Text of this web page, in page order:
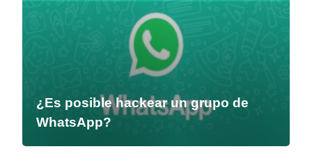
¿Es posible hackear un grupo de
WhatsApp?